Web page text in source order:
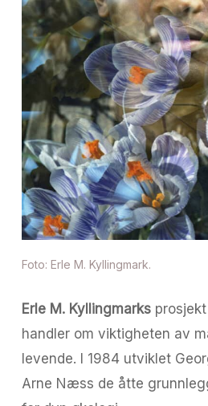
Foto: Erle M. Kyllingmark.
Erle M. Kyllingmarksprosjekt
handler om viktigheten av
levende. I 1984 utviklet
Arne Næss de åtte